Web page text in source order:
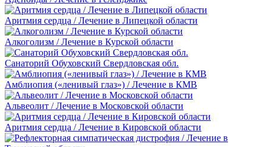
Аритмия сердца / Лечение в Липецкой области
Алкоголизм / Лечение в Курской области
Санаторий Обуховский Свердловская обл.
Амблиопия («ленивый глаз») / Лечение в КМВ
Альвеолит / Лечение в Московской области
Аритмия сердца / Лечение в Кировской области